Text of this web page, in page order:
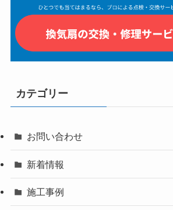
カテゴリー
お問い合わせ
新着情報
施工事例